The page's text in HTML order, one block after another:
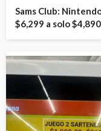
Sams Club:
$6,299 a solo $4,890